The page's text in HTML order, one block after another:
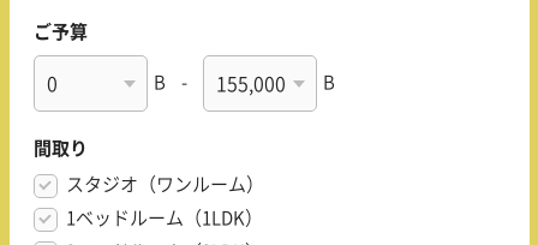
ご予算
B - B
間取り
スタジオ（ワンルーム）
1ベッドルーム（1LDK）